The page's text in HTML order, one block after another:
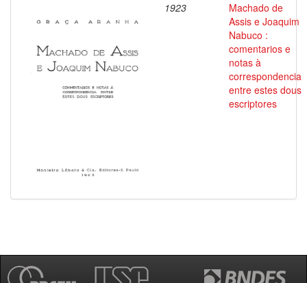
1923
Machado de
Assis e Joaquim
Nabuco :
comentarios e
notas à
correspondencia
entre estes dous
escriptores